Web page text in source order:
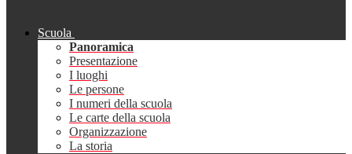
Scuola
Panoramica
Presentazione
I luoghi
Le persone
I numeri della scuola
Le carte della scuola
Organizzazione
La storia